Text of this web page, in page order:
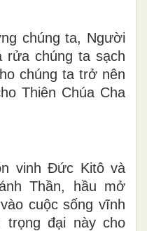
chúng ta, Người
rửa chúng ta sạch
chúng ta trở nên
Thiên Chúa Cha
vinh Ðức Kitô và
Thần, hầu mở
cuộc sống vĩnh
đại này cho